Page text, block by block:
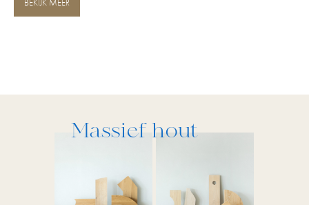
BEKIJK MEER
Massief hout